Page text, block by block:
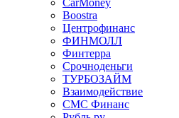
CarMoney
Boostra
Центрофинанс
ФИНМОЛЛ
Финтерра
Срочноденьги
ТУРБОЗАЙМ
Взаимодействие
СМС Финанс